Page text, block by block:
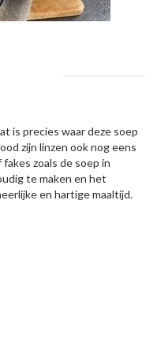
is precies waar deze soep
zijn linzen ook nog eens
zoals de soep in
te maken en het
en hartige maaltijd.